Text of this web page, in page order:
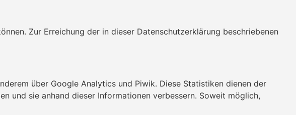
Zur Erreichung der in dieser Datenschutzerklärung beschriebenen
über Google Analytics und Piwik. Diese Statistiken dienen der
und sie anhand dieser Informationen verbessern. Soweit möglich,